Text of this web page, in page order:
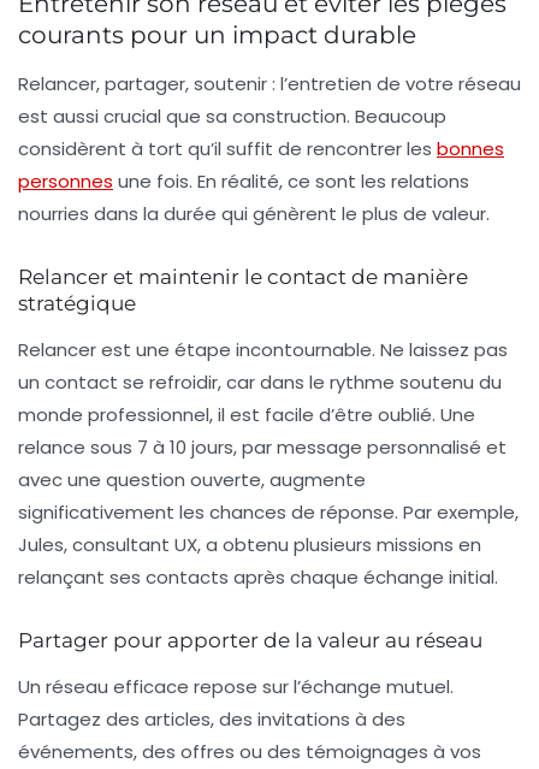
courants pour un impact durable
Relancer, partager, soutenir : l’entretien de votre réseau
est aussi crucial que sa construction. Beaucoup
considèrent à tort qu’il suffit de rencontrer les bonnes
personnes une fois. En réalité, ce sont les relations
nourries dans la durée qui génèrent le plus de valeur.
Relancer et maintenir le contact de manière
stratégique
Relancer est une étape incontournable. Ne laissez pas
un contact se refroidir, car dans le rythme soutenu du
monde professionnel, il est facile d’être oublié. Une
relance sous 7 à 10 jours, par message personnalisé et
avec une question ouverte, augmente
significativement les chances de réponse. Par exemple,
Jules, consultant UX, a obtenu plusieurs missions en
relançant ses contacts après chaque échange initial.
Partager pour apporter de la valeur au réseau
Un réseau efficace repose sur l’échange mutuel.
Partagez des articles, des invitations à des
événements, des offres ou des témoignages à vos